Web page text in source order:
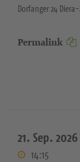
Dorfanger 24
Permalink
21. Sep. 2026
14:15